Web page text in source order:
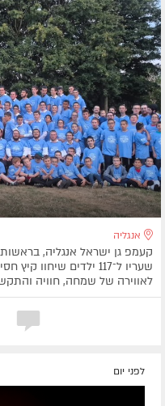
אנגליה
קעמפ גן ישראל אנגליה,
לאווירה של שמחה, חוויה
לפני יום